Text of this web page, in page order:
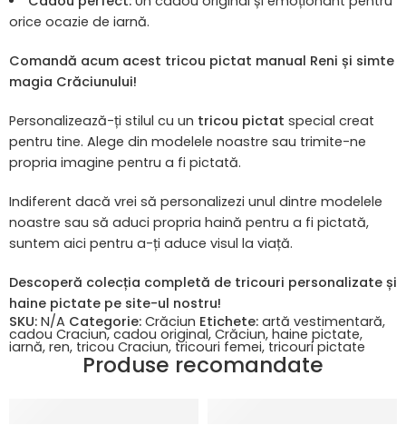
orice ocazie de iarnă.
Comandă acum acest tricou pictat manual Reni și simte
magia Crăciunului!
Personalizează-ți stilul cu un tricou pictat special creat
pentru tine. Alege din modelele noastre sau trimite-ne
propria imagine pentru a fi pictată.
Indiferent dacă vrei să personalizezi unul dintre modelele
noastre sau să aduci propria haină pentru a fi pictată,
suntem aici pentru a-ți aduce visul la viață.
Descoperă colecția completă de tricouri personalizate și
haine pictate pe site-ul nostru!
SKU: N/A Categorie: Crăciun Etichete: artă vestimentară,
cadou Craciun,cadou original, Crăciun, haine pictate,
iarnă, ren, tricou Craciun, tricouri femei,tricouri pictate
Produse recomandate